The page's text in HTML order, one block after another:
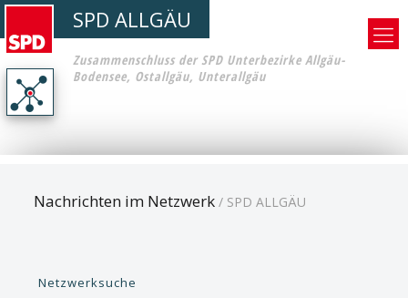
SPD ALLGÄU
Zusammenschluss der SPD Unterbezirke Allgäu-
Bodensee, Ostallgäu, Unterallgäu
Nachrichten im Netzwerk/ SPD ALLGÄU
Netzwerksuche